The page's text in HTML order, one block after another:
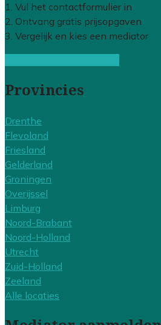
1. Vul het contactformulier in
2. Ontvang gratis prijsopgaven
3. Vergelijk en kies een mediator
Provincies
Drenthe
Flevoland
Friesland
Gelderland
Groningen
Overijssel
Limburg
Noord-Brabant
Noord-Holland
Utrecht
Zuid-Holland
Zeeland
Alle locaties